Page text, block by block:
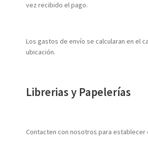
vez recibido el pago.
Los gastos de envío se calcularan en el
ubicación.
Librerias y Papelerías
Contacten con nosotros para establecer